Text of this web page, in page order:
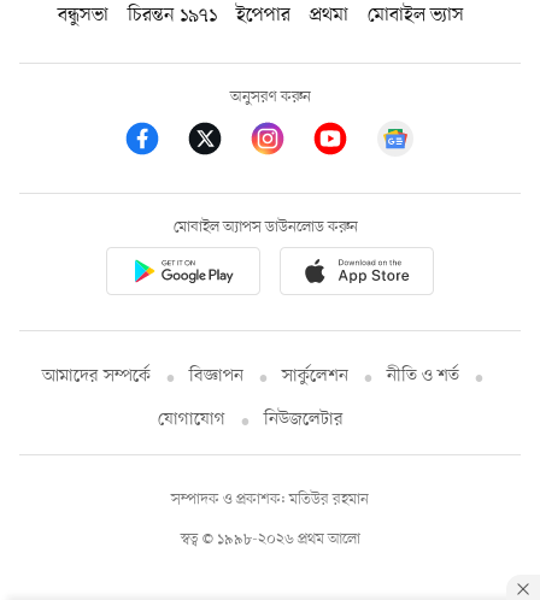
বন্ধুসভা
চিরন্তন ১৯৭১ ইপেপার প্রথমা মোবাইল ভ্যাস
অনুসরণ করুন
মোবাইল অ্যাপস ডাউনলোড করুন
আমাদের সম্পর্কে বিজ্ঞাপন সার্কুলেশন
নীতি ও শর্ত
যোগাযোগ
নিউজলেটার
স্বত্ব © ১৯৯৮-২০২৬ প্রথম আলো
সম্পাদক ও প্রকাশক: মতিউর রহমান